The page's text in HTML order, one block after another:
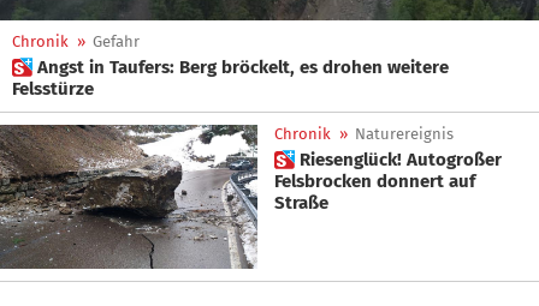
Chronik » Gefahr
 Angst in Taufers: Berg bröckelt, es drohen weitere
Felsstürze
Chronik » Naturereignis
 Riesenglück! Autogroßer
Felsbrocken donnert auf
Straße